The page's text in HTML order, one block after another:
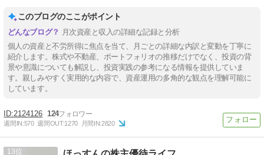
このブログのここがポイント
月次資産と収入の詳細な記録と分析
個人の資産と不労所得に焦点を当て、月ごとの詳細な内訳と変動を丁寧に
紹介します。株式や不動産、ポートフォリオの推移だけでなく、投資の背
景や意識についても解説し、投資実践の参考になる情報を提供していま
す。親しみやすく実用的な内容で、資産運用の多角的な観点を理解可能に
しています。
2124126 124
週間IN:570 週間OUT:1270 月間IN:2820
13